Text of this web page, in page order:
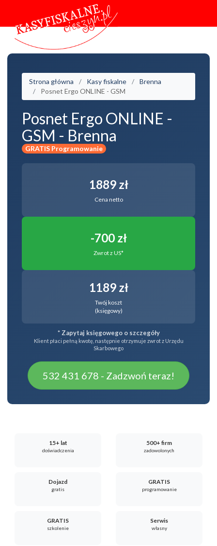
Strona główna Kasy fiskalne
Brenna
Posnet Ergo ONLINE - GSM
Posnet Ergo ONLINE -
GSM - Brenna
GRATIS Programowanie
1889 zł
Cena netto
-700 zł
Zwrot z US*
1189 zł
Twój koszt
(księgowy)
* Zapytaj księgowego o szczegóły
Klient płaci pełną kwotę, następnie otrzymuje zwrot z Urzędu
Skarbowego
532 431 678 - Zadzwoń teraz!
15+ lat
doświadczenia
500+ firm
zadowolonych
Dojazd
gratis
GRATIS
programowanie
GRATIS
szkolenie
Serwis
własny